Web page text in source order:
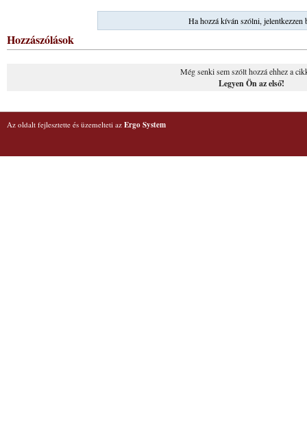
Ha hozzá kíván szólni, jelentkezzen
Hozzászólások
Még senki sem szólt hozzá ehhez a
Legyen Ön az első!
Az oldalt fejlesztette és üzemelteti az Ergo System